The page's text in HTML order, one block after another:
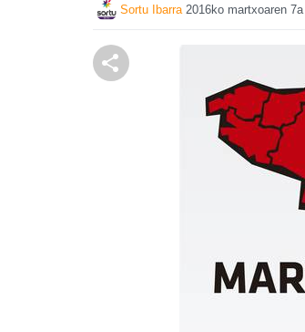
Sortu Ibarra 2016ko martxoaren 7a